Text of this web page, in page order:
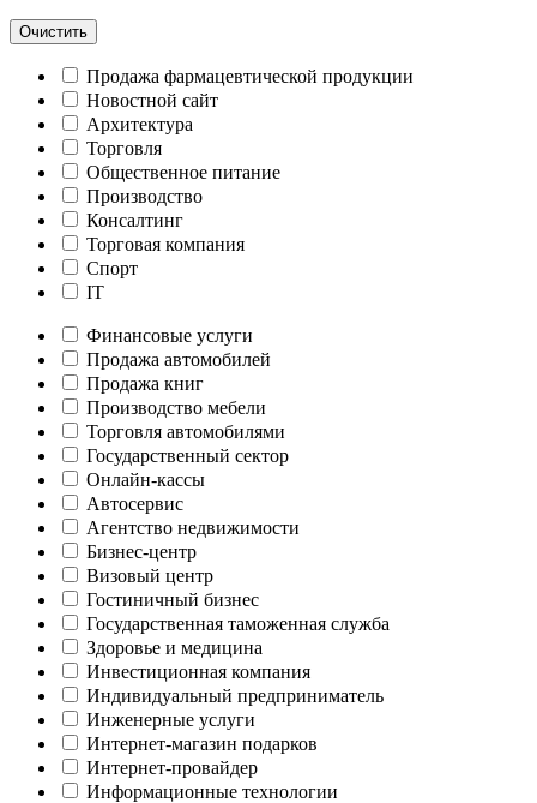
Очистить
Продажа фармацевтической продукции
Новостной сайт
Архитектура
Торговля
Общественное питание
Производство
Консалтинг
Торговая компания
Спорт
IT
Финансовые услуги
Продажа автомобилей
Продажа книг
Производство мебели
Торговля автомобилями
Государственный сектор
Онлайн-кассы
Автосервис
Агентство недвижимости
Бизнес-центр
Визовый центр
Гостиничный бизнес
Государственная таможенная служба
Здоровье и медицина
Инвестиционная компания
Индивидуальный предприниматель
Инженерные услуги
Интернет-магазин подарков
Интернет-провайдер
Информационные технологии